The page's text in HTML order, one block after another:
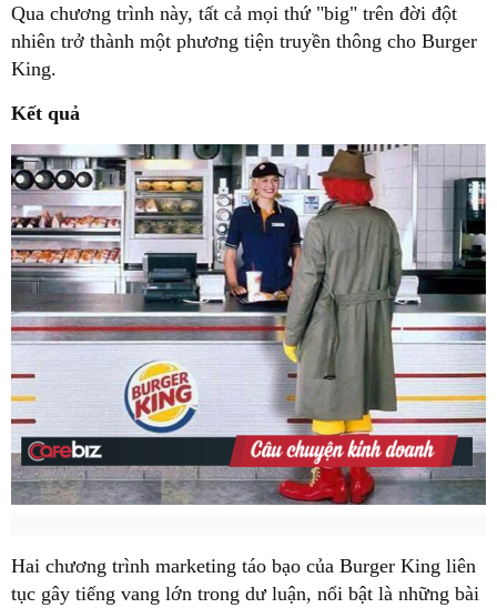
Qua chương trình này, tất cả mọi thứ "big" trên đời đột
nhiên trở thành một phương tiện truyền thông cho Burger
King.
Kết quả
Hai chương trình marketing táo bạo của Burger King liên
tục gây tiếng vang lớn trong dư luận, nổi bật là những bài